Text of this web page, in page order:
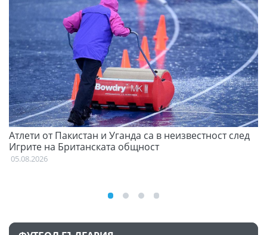
Атлети от Пакистан и Уганда са в неизвестност след
Игрите на Британската общност
05.08.2026